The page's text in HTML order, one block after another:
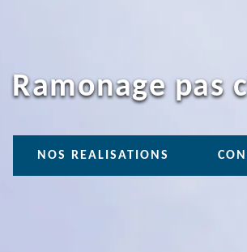
Ramonage pas
NOS REALISATIONS